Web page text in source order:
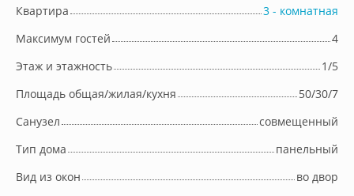
Квартира
3 - комнатная
Максимум гостей
4
Этаж и этажность
1/5
Площадь общая/жилая/кухня
50/30/7
Cанузел
совмещенный
Тип дома
панельный
Вид из окон
во двор